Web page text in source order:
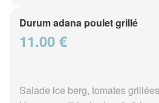
Durum adana poulet grillé
11.00 €
Salade ice berg, tomates